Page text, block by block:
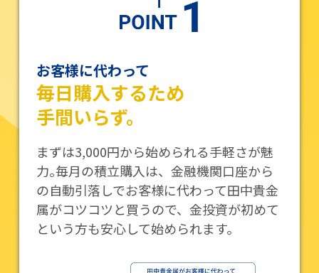
お客様に代わって
毎日購入するため
手間いらず。
まずは3,000円から始められる手軽さが魅
力｡毎月の積立購入は、金融機関口座から
の自動引落しでお客様に代わって田中貴金
属がコツコツと買うので、金投資が初めて
という方も安心して始められます。